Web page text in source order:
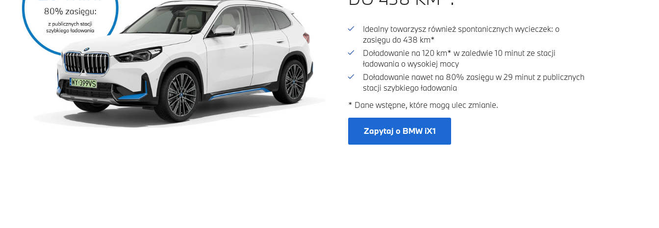
Idealny towarzysz również spontanicznych wycieczek: o
zasięgu do 438 km*
Doładowanie na 120 km* w zaledwie 10 minut ze stacji
ładowania o wysokiej mocy
Doładowanie nawet na 80% zasięgu w 29 minut z publicznych
stacji szybkiego ładowania
* Dane wstępne, które mogą ulec zmianie.
Zapytaj o BMW iX1